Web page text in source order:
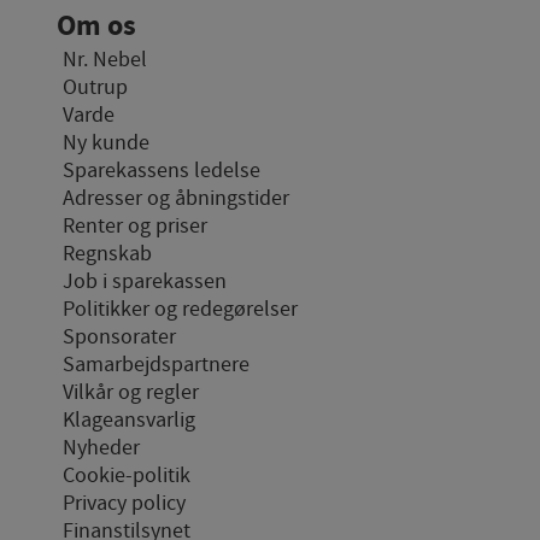
Om os
Nr. Nebel
Outrup
Varde
Ny kunde
Sparekassens ledelse
Adresser og åbningstider
Renter og priser
Regnskab
Job i sparekassen
Politikker og redegørelser
Sponsorater
Samarbejdspartnere
Vilkår og regler
Klageansvarlig
Nyheder
Cookie-politik
Privacy policy
Finanstilsynet